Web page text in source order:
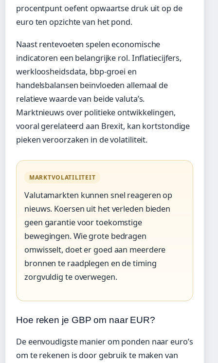
procentpunt oefent opwaartse druk uit op de
euro ten opzichte van het pond.
Naast rentevoeten spelen economische
indicatoren een belangrijke rol. Inflatiecijfers,
werkloosheidsdata, bbp-groei en
handelsbalansen beïnvloeden allemaal de
relatieve waarde van beide valuta’s.
Marktnieuws over politieke ontwikkelingen,
vooral gerelateerd aan Brexit, kan kortstondige
pieken veroorzaken in de volatiliteit.
MARKTVOLATILITEIT
Valutamarkten kunnen snel reageren op
nieuws. Koersen uit het verleden bieden
geen garantie voor toekomstige
bewegingen. Wie grote bedragen
omwisselt, doet er goed aan meerdere
bronnen te raadplegen en de timing
zorgvuldig te overwegen.
Hoe reken je GBP om naar EUR?
De eenvoudigste manier om ponden naar euro’s
om te rekenen is door gebruik te maken van